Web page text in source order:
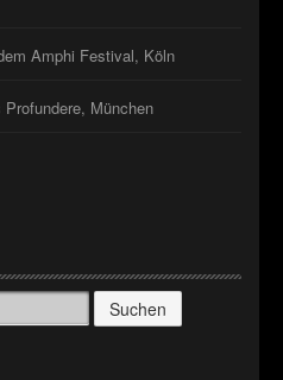
Amphi Festival, Köln
München